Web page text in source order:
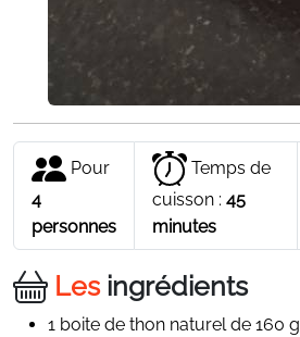
Pour
4
personnes
Temps de
cuisson : 45
minutes
Lesingrédients
1 boite de thon naturel de 160 g